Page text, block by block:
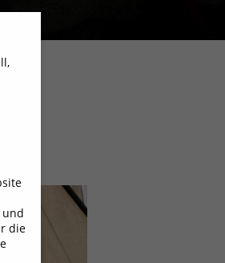
und
die